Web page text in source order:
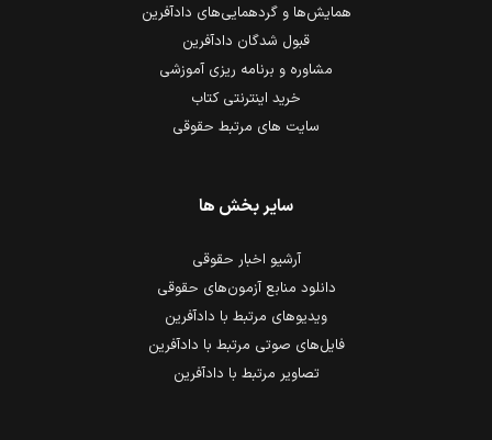
همایش‌ها و گردهمایی‌های دادآفرین
قبول شدگان دادآفرین
مشاوره و برنامه ریزی آموزشی
خرید اینترنتی کتاب
سایت های مرتبط حقوقی
سایر بخش ها
آرشیو اخبار حقوقی
دانلود منابع آزمون‌های حقوقی
ویدیوهای مرتبط با دادآفرین
فایل‌های صوتی مرتبط با دادآفرین
تصاویر مرتبط با دادآفرین